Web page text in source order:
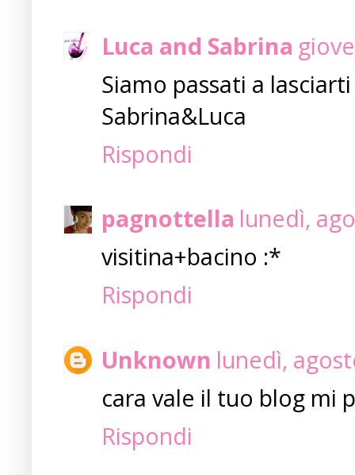
Luca and Sabrina
Siamo passati a
Sabrina&Luca
Rispondi
pagnottella lunedì,
visitina+bacino :*
Rispondi
Unknown lunedì,
cara vale il tuo blog mi
Rispondi